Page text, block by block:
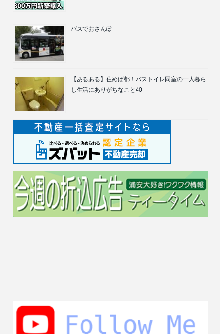
バスでおさんぽ
【あるある】住めば都！バストイレ同室の一人暮ら
し生活にありがちなこと40